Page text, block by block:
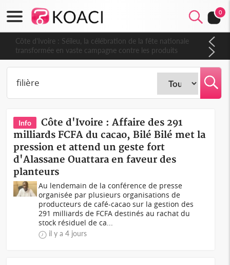
0
Côte d'Ivoire : Séileu, la célébration de la fête nationale
transformée en vaste campagne contre les produits
dépigmentants dangereux
Info
Côte d'Ivoire : Affaire des 291
milliards FCFA du cacao, Bilé Bilé met la
pression et attend un geste fort
d'Alassane Ouattara en faveur des
planteurs
Au lendemain de la conférence de presse
organisée par plusieurs organisations de
producteurs de café-cacao sur la gestion des
291 milliards de FCFA destinés au rachat du
stock résiduel de ca...
il y a 4 jours